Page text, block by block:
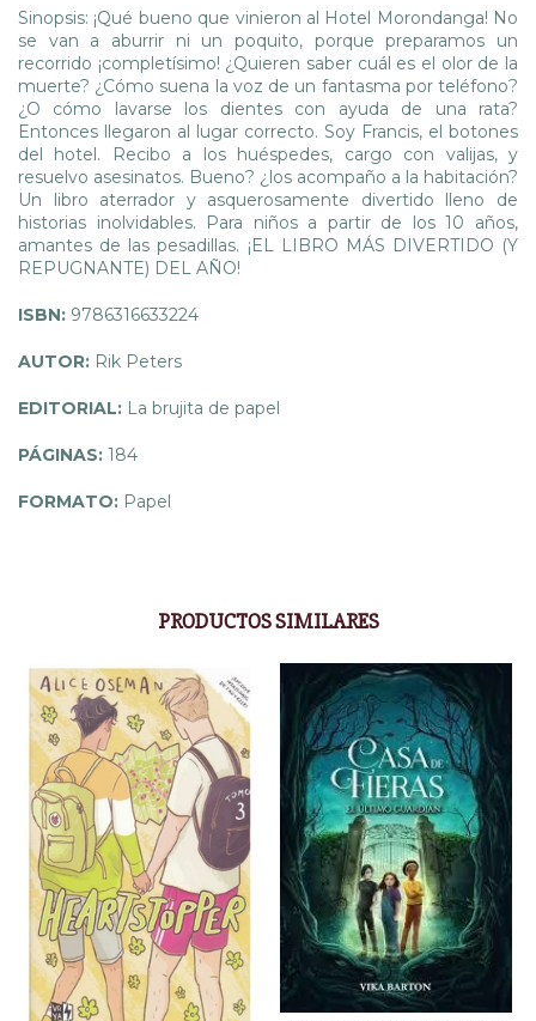
Sinopsis: ¡Qué bueno que vinieron al Hotel Morondanga! No
se van a aburrir ni un poquito, porque preparamos un
recorrido ¡completísimo! ¿Quieren saber cuál es el olor de la
muerte? ¿Cómo suena la voz de un fantasma por teléfono?
¿O cómo lavarse los dientes con ayuda de una rata?
Entonces llegaron al lugar correcto. Soy Francis, el botones
del hotel. Recibo a los huéspedes, cargo con valijas, y
resuelvo asesinatos. Bueno? ¿los acompaño a la habitación?
Un libro aterrador y asquerosamente divertido lleno de
historias inolvidables. Para niños a partir de los 10 años,
amantes de las pesadillas. ¡EL LIBRO MÁS DIVERTIDO (Y
REPUGNANTE) DEL AÑO!
ISBN: 9786316633224
AUTOR: Rik Peters
EDITORIAL: La brujita de papel
PÁGINAS: 184
FORMATO: Papel
PRODUCTOS SIMILARES